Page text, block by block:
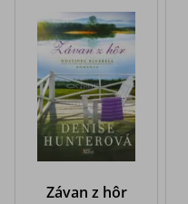
Závan z hôr